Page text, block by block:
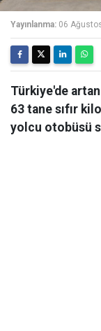
Yayınlanma: 06
Türkiye'de
63 tane sıfır
yolcu otobüsü